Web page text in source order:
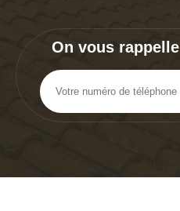
On vous rappelle